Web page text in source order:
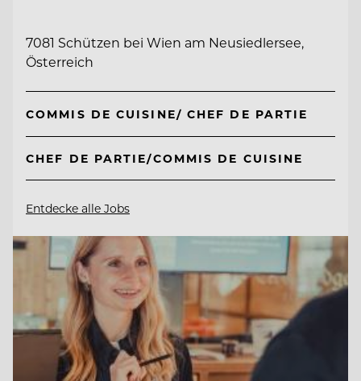
7081 Schützen bei Wien am Neusiedlersee,
Österreich
COMMIS DE CUISINE/ CHEF DE PARTIE
CHEF DE PARTIE/COMMIS DE CUISINE
Entdecke alle Jobs